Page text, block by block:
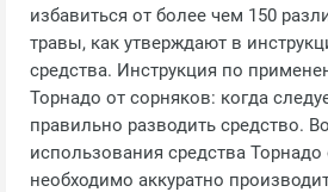
избавиться от более чем 150
травы, как утверждают в
средства. Инструкция по
Торнадо от сорняков: когда
правильно разводить средство.
использования средства Торнадо
необходимо аккуратно